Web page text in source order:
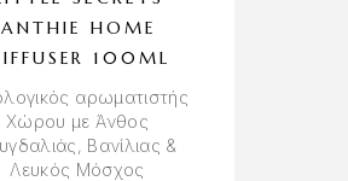
ANTHIE HOME
100ML
αρωματιστής
Χώρου με Άνθος
Βανίλιας &
Λευκός Μόσχος